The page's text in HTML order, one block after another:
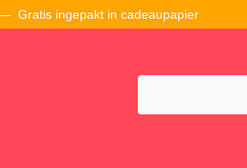
Gratis ingepakt in cadeaupapier